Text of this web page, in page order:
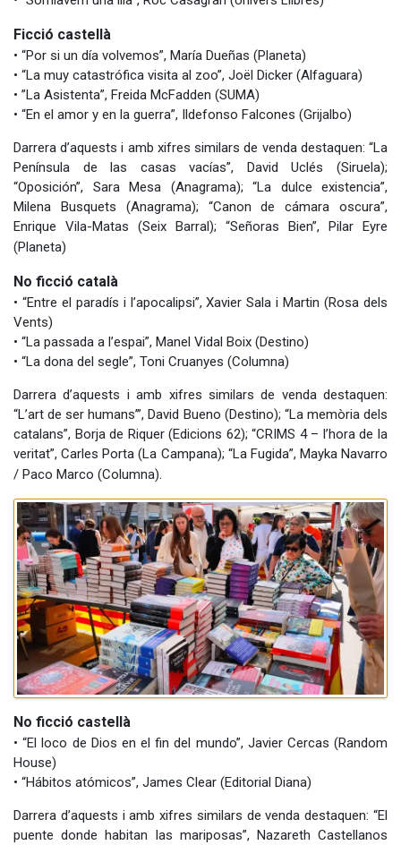
Ficció castellà
• “Por si un día volvemos”, María Dueñas (Planeta)
• “La muy catastrófica visita al zoo”, Joël Dicker (Alfaguara)
• ”La Asistenta”, Freida McFadden (SUMA)
• “En el amor y en la guerra”, Ildefonso Falcones (Grijalbo)
Darrera d’aquests i amb xifres similars de venda destaquen: “La
Península de las casas vacías”, David Uclés (Siruela);
“Oposición”, Sara Mesa (Anagrama); “La dulce existencia”,
Milena Busquets (Anagrama); “Canon de cámara oscura”,
Enrique Vila-Matas (Seix Barral); “Señoras Bien”, Pilar Eyre
(Planeta)
No ficció català
• “Entre el paradís i l’apocalipsi”, Xavier Sala i Martin (Rosa dels
Vents)
• “La passada a l’espai”, Manel Vidal Boix (Destino)
• “La dona del segle”, Toni Cruanyes (Columna)
Darrera d’aquests i amb xifres similars de venda destaquen:
“L’art de ser humans’”, David Bueno (Destino); “La memòria dels
catalans”, Borja de Riquer (Edicions 62); “CRIMS 4 – l’hora de la
veritat”, Carles Porta (La Campana); “La Fugida”, Mayka Navarro
/ Paco Marco (Columna).
No ficció castellà
• “El loco de Dios en el fin del mundo”, Javier Cercas (Random
House)
• “Hábitos atómicos”, James Clear (Editorial Diana)
Darrera d’aquests i amb xifres similars de venda destaquen: “El
puente donde habitan las mariposas”, Nazareth Castellanos